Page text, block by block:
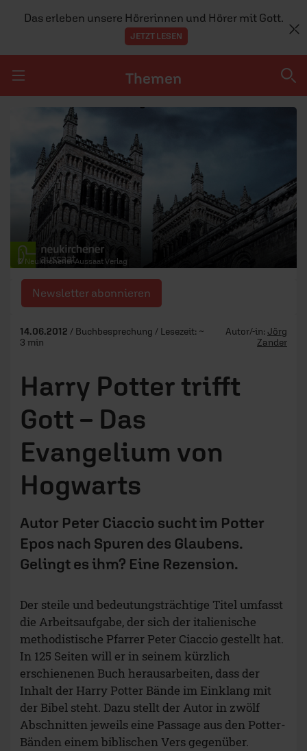
Das erleben unsere Hörerinnen und Hörer mit Gott.
JETZT LESEN
Navigation überspringen
Themen
Themen
DOSSIERS
GLAUBE
MENSCHEN
GESELLSCHAFT
TEAM
© Neukirchener Aussaat Verlag
Newsletter abonnieren
14.06.2012 / Buchbesprechung / Lesezeit: ~
3 min
Autor/-in: Jörg
Zander
Harry Potter trifft
Gott – Das
Evangelium von
Hogwarts
Autor Peter Ciaccio sucht im Potter
Epos nach Spuren des Glaubens.
Gelingt es ihm? Eine Rezension.
Der steile und bedeutungsträchtige Titel umfasst
die Arbeitsaufgabe, der sich der italienische
methodistische Pfarrer Peter Ciaccio gestellt hat.
In 125 Seiten will er in seinem kürzlich
erschienenen Buch herausarbeiten, dass der
Inhalt der Harry Potter Bände im Einklang mit
der Bibel steht. Dazu stellt der Autor in zwölf
Abschnitten jeweils eine Passage aus den Potter-
Bänden einem biblischen Vers gegenüber.